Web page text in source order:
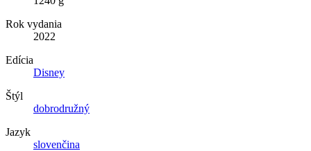
Rok vydania
2022
Edícia
Disney
Štýl
dobrodružný
Jazyk
slovenčina